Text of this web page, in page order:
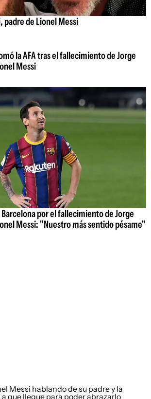
padre de Lionel Messi
la AFA tras el fallecimiento de Jorge
Messi
por el fallecimiento de Jorge
Messi: "Nuestro más sentido pésame"